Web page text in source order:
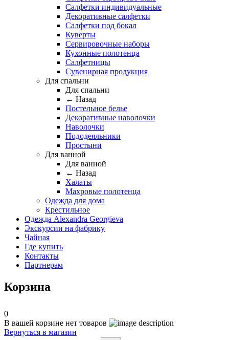
Салфетки индивидуальные
Декоративные салфетки
Салфетки под бокал
Куверты
Сервировочные наборы
Кухонные полотенца
Салфетницы
Сувенирная продукция
Для спальни
Для спальни
← Назад
Постельное белье
Декоративные наволочки
Наволочки
Пододеяльники
Простыни
Для ванной
Для ванной
← Назад
Халаты
Махровые полотенца
Одежда для дома
Крестильное
Одежда Alexandra Georgieva
Экскурсии на фабрику
Чайная
Где купить
Контакты
Партнерам
Корзина
0
В вашей корзине нет товаров
Вернуться в магазин